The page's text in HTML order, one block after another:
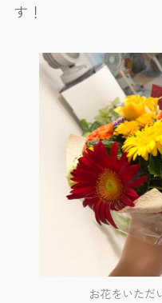
す！
お花をいただ